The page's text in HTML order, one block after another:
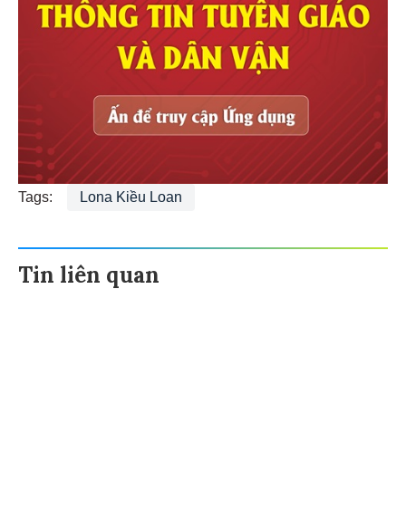
Tags: Lona Kiều Loan
Tin liên quan